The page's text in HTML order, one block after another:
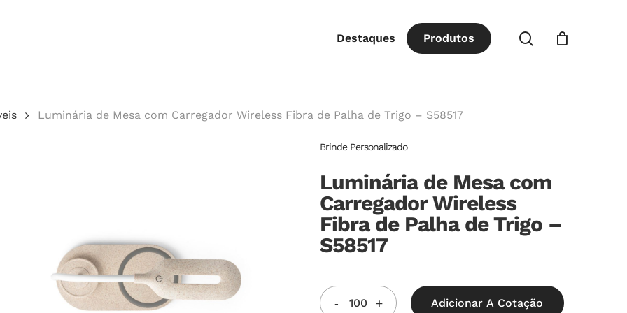
Destaques Produtos procurar
Luminária de Mesa com Carregador Wireless Fibra de Palha de Trigo – S58517
Brinde Personalizado
Luminária de Mesa com
Carregador Wireless
Fibra de Palha de Trigo –
S58517
Adicionar A Cotação